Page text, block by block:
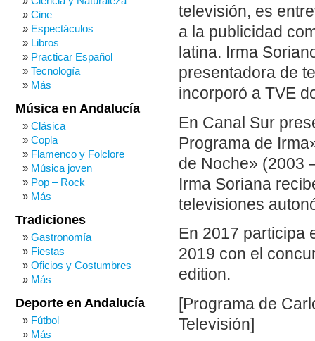
televisión, es
a la publicidad
latina. Irma
presentadora de
incorporó a TVE
En Canal Sur
Programa de
de Noche» (2003
Irma Soriana
televisiones
En 2017 participa
2019 con el
edition.
[Programa de
Televisión]
Cine
Espectáculos
Libros
Practicar Español
Tecnología
Más
Música en Andalucía
Clásica
Copla
Flamenco y Folclore
Música joven
Pop – Rock
Más
Tradiciones
Gastronomía
Fiestas
Oficios y Costumbres
Más
Deporte en Andalucía
Fútbol
Más